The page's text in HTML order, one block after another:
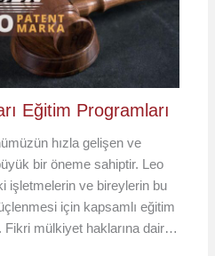
Eğitim Programları
hızla gelişen ve
bir öneme sahiptir. Leo
işletmelerin ve bireylerin bu
için kapsamlı eğitim
Fikri mülkiyet haklarına dair…